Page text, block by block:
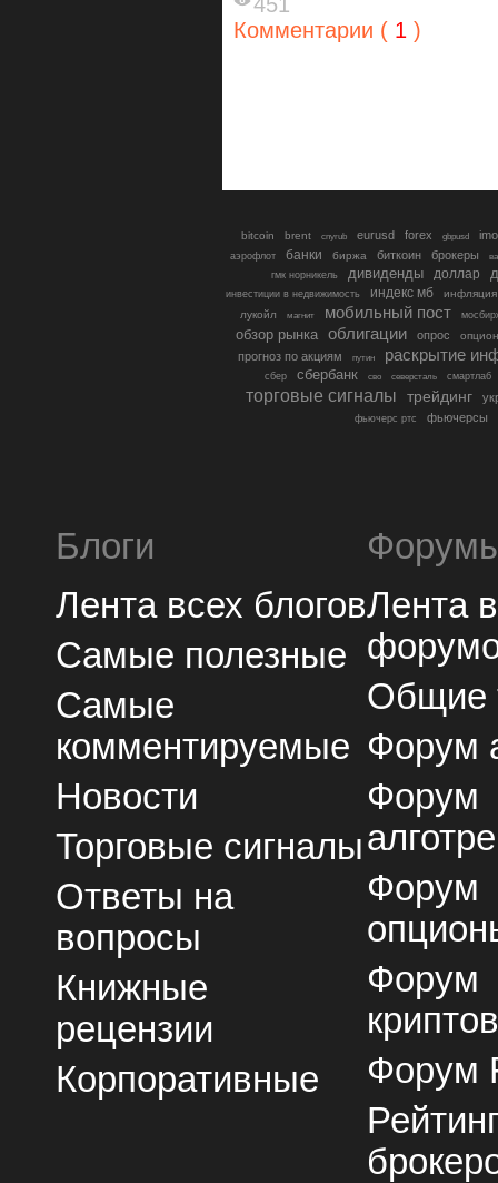
Комментарии ( 1 )
bitcoin brent cnyrub eurusd forex gbpusd
аэрофлот банки биржа биткоин брокеры
гмк норникель
дивиденды доллар
инвестиции в недвижимость индекс мб
инфляция
лукойл
магнит мобильный пост
обзор рынка облигации опрос
прогноз по акциям путин раскрытие
сбер сбербанк сво северсталь смартлаб
торговые сигналы трейдинг
фьючерс ртс фьючерсы
Блоги
Лента всех блогов
Самые полезные
Самые
комментируемые
Новости
Торговые сигналы
Ответы на
вопросы
Книжные
рецензии
Корпоративные
Лента
Общие
Форум
Форум
Форум
Форум
Форум